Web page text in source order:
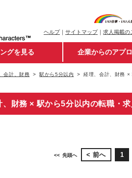
ヘルプ｜ サイトマップ｜ 求人掲載の
グを見る 企業からのアプ
会計、財務 駅から5分以内 経理、会計、財務 ×
、財務 × 駅から5分以内の転職・求
先頭へ 前へ 1